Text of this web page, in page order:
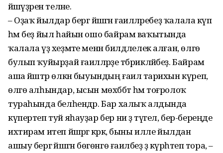
йәшәүҙәрен теләне.
– Оҙаҡ йылдар бергә йәшәгән ғаиләләребеҙ ҡалала күп
һәм беҙ йыл һайын ошо байрам ваҡытында
ҡалала үҙ хеҙмәте менән билдәлелек алған, өлгө
булып ҡуйырҙай ғаиләләрҙе тәбрикләйбеҙ. Байрам
аша йәштәр өлкән быуындың ғаилә тарихын күреп,
өлгө алһындар, ысын мөхәббәт һәм тоғролоҡ
тураһында белһендәр. Бар халыҡ алдында
күпертеп туй яһауҙар бер ни ҙә түгел, бер-береңде
ихтирам итеп йәшәргә кәрәк, быны илле йылдан
ашыу бергә йәшәгән бөгөнгө ғаиләбеҙ ҙә күрһәтеп тора, –